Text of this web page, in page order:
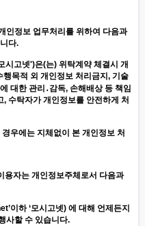
정보 업무처리를 위하여 다음과
다.
시고넷')은(는) 위탁계약 체결시 개
목적 외 개인정보 처리금지, 기술
대한 관리․감독, 손해배상 등 책임
수탁자가 개인정보를 안전하게 처
우에는 지체없이 본 개인정보 처
용자는 개인정보주체로서 다음과
’이하 ‘모시고넷) 에 대해 언제든지
사할 수 있습니다.